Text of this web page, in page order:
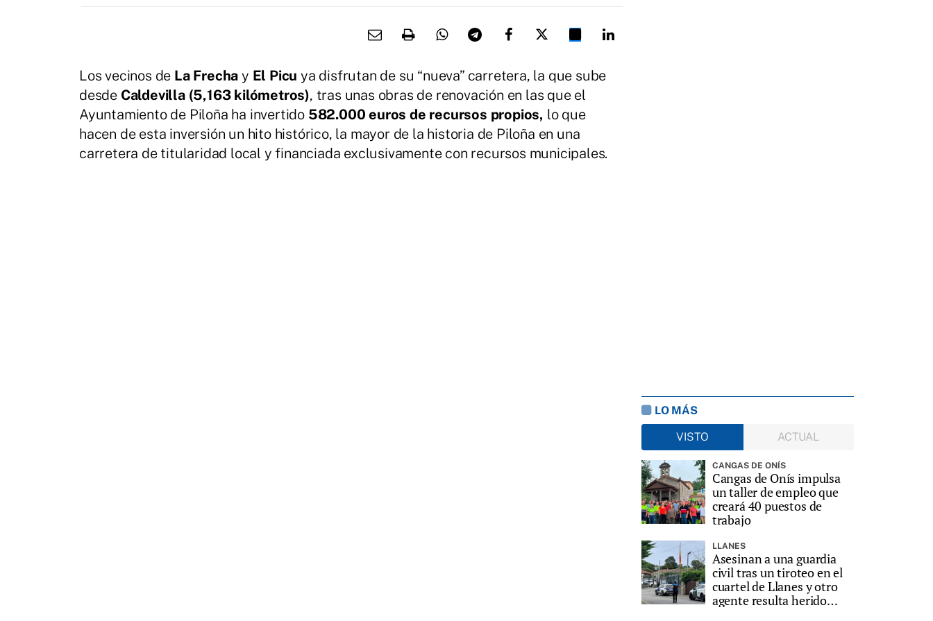
Los vecinos de La Frecha y El Picuya disfrutan de su “nueva” carretera, la que sube
desde Caldevilla (5,163 kilómetros), tras unas obras de renovación en las que el
Ayuntamiento de Piloña ha invertido 582.000 euros de recursos propios, lo que
hacen de esta inversión un hito histórico, la mayor de la historia de Piloña en una
carretera de titularidad local y financiada exclusivamente con recursos municipales.
LO MÁS
VISTO
ACTUAL
CANGAS DE ONÍS
Cangas de Onís impulsa
un taller de empleo que
creará 40 puestos de
trabajo
LLANES
Asesinan a una guardia
civil tras un tiroteo en el
cuartel de Llanes y otro
agente resulta herido